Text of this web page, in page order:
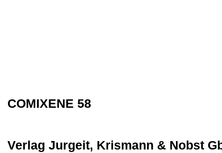
COMIXENE 58
Verlag Jurgeit, Krismann & Nobst